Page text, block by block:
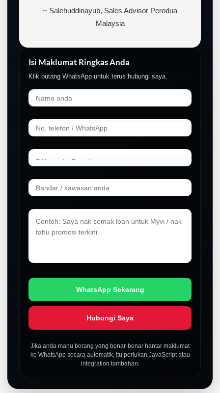
~ Salehuddinayub, Sales Advisor Perodua
Malaysia
Isi Maklumat Ringkas Anda
Klik butang WhatsApp untuk terus hubungi saya.
WhatsApp Sekarang
Hubungi Saya
Jika anda mahu borang yang benar-benar hantar maklumat
ke WhatsApp secara automatik, itu perlukan JavaScript atau
integration tambahan.